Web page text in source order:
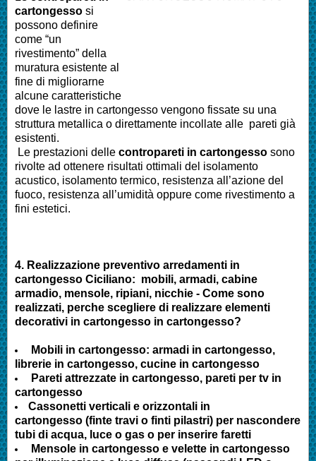
cartongesso si
possono definire
come “un
rivestimento” della
muratura esistente al
fine di migliorarne
alcune caratteristiche
dove le lastre in cartongesso vengono fissate su una
struttura metallica o direttamente incollate alle pareti già
esistenti.
Le prestazioni delle contropareti in cartongesso sono
rivolte ad ottenere risultati ottimali del isolamento
acustico, isolamento termico, resistenza all’azione del
fuoco, resistenza all’umidità oppure come rivestimento a
fini estetici.
4. Realizzazione preventivo arredamenti in
cartongesso Ciciliano: mobili, armadi, cabine
armadio, mensole, ripiani, nicchie - Come sono
realizzati, perche scegliere di realizzare elementi
decorativi in cartongesso in cartongesso?
Mobili in cartongesso: armadi in cartongesso,
librerie in cartongesso, cucine in cartongesso
Pareti attrezzate in cartongesso, pareti per tv in
cartongesso
Cassonetti verticali e orizzontali in
cartongesso (finte travi o finti pilastri) per nascondere
tubi di acqua, luce o gas o per inserire faretti
Mensole in cartongesso e velette in cartongesso